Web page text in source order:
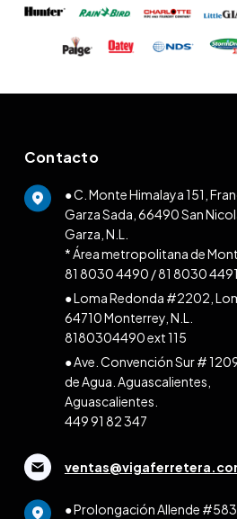
Contacto
● C. Monte Himalaya 151,
Garza Sada, 66490 San
Garza, N.L.
* Área metropolitana de
81 8030 4490 /81 8030 4491
● Loma Redonda #2202,
64710 Monterrey, N.L.
8180304490 ext 115
● Ave. Convención Sur #
de Agua. Aguascalientes,
Aguascalientes.
449 91 82 347
● Prolongación Allende